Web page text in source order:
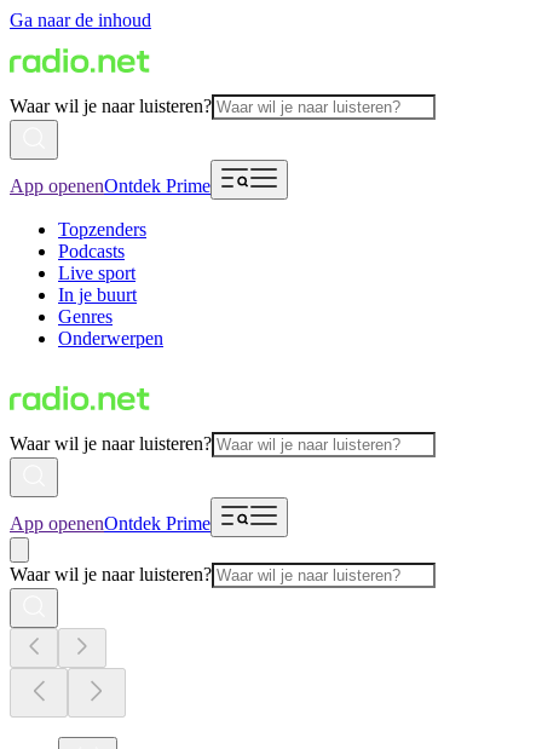
Ga naar de inhoud
Waar wil je naar luisteren?
App openenOntdek Prime
Topzenders
Podcasts
Live sport
In je buurt
Genres
Onderwerpen
Waar wil je naar luisteren?
App openenOntdek Prime
Waar wil je naar luisteren?